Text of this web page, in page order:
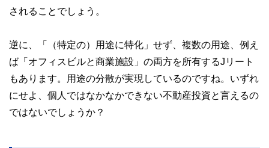
されることでしょう。
逆に、「（特定の）用途に特化」せず、複数の用途、例え
ば「オフィスビルと商業施設」の両方を所有するJリート
もあります。用途の分散が実現しているのですね。いずれ
にせよ、個人ではなかなかできない不動産投資と言えるの
ではないでしょうか？